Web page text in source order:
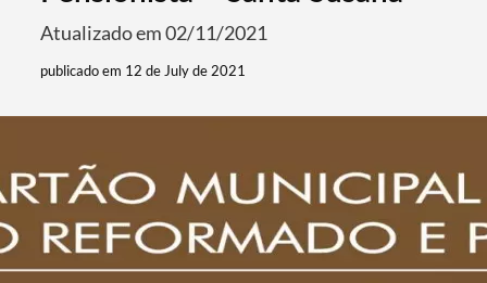
Atualizado em 02/11/2021
publicado em 12 de July de 2021